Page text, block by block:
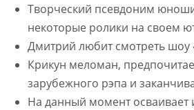
Творческий псевдоним
некоторые ролики на своем
Дмитрий любит смотреть шоу
Крикун меломан,
зарубежного рэпа и
На данный момент осваивает